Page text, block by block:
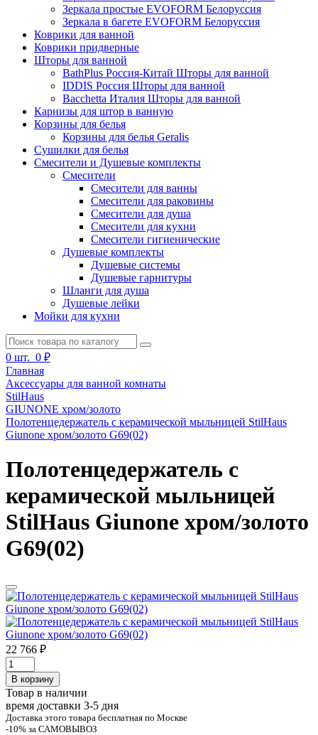
Зеркала простые EVOFORM Белоруссия
Зеркала в багете EVOFORM Белоруссия
Коврики для ванной
Коврики придверные
Шторы для ванной
BathPlus Россия-Китай Шторы для ванной
IDDIS Россия Шторы для ванной
Bacchetta Италия Шторы для ванной
Карнизы для штор в ванную
Корзины для белья
Корзины для белья Geralis
Сушилки для белья
Смесители и Душевые комплекты
Смесители
Смесители для ванны
Смесители для раковины
Смесители для душа
Смесители для кухни
Смесители гигиенические
Душевые комплекты
Душевые системы
Душевые гарнитуры
Шланги для душа
Душевые лейки
Мойки для кухни
0 шт. 0 ₽
Главная
Аксессуары для ванной комнаты
StilHaus
GIUNONE хром/золото
Полотенцедержатель с керамической мыльницей StilHaus
Giunone хром/золото G69(02)
Полотенцедержатель с
керамической мыльницей
StilHaus Giunone хром/золото
G69(02)
22 766 ₽
В корзину
Товар в наличии
время доставки 3-5 дня
Доставка этого товара бесплатная по Москве
-10% за САМОВЫВОЗ